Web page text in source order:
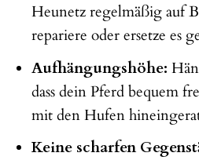
Heunetz regelmäßig auf
repariere oder ersetze es
Aufhängungshöhe:
dass dein Pferd bequem
mit den Hufen
Keine scharfen